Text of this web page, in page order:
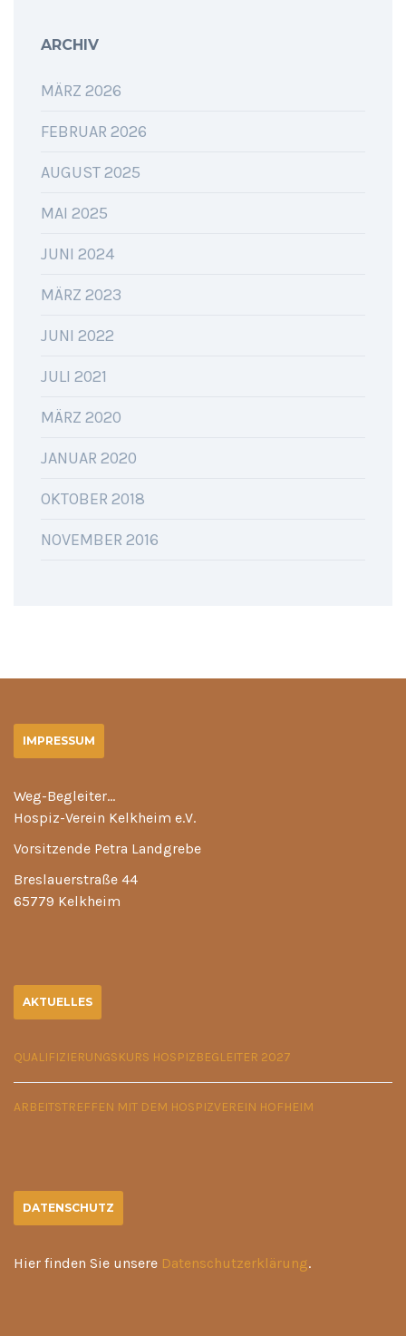
ARCHIV
MÄRZ 2026
FEBRUAR 2026
AUGUST 2025
MAI 2025
JUNI 2024
MÄRZ 2023
JUNI 2022
JULI 2021
MÄRZ 2020
JANUAR 2020
OKTOBER 2018
NOVEMBER 2016
IMPRESSUM
Weg-Begleiter…
Hospiz-Verein Kelkheim e.V.
Vorsitzende Petra Landgrebe
Breslauerstraße 44
65779 Kelkheim
AKTUELLES
QUALIFIZIERUNGSKURS HOSPIZBEGLEITER 2027
ARBEITSTREFFEN MIT DEM HOSPIZVEREIN HOFHEIM
DATENSCHUTZ
Hier finden Sie unsere Datenschutzerklärung.